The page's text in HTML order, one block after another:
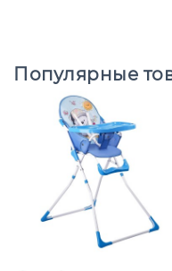
Популярные